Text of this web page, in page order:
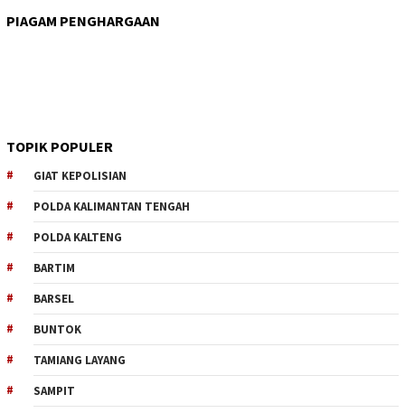
PIAGAM PENGHARGAAN
TOPIK POPULER
GIAT KEPOLISIAN
POLDA KALIMANTAN TENGAH
POLDA KALTENG
BARTIM
BARSEL
BUNTOK
TAMIANG LAYANG
SAMPIT